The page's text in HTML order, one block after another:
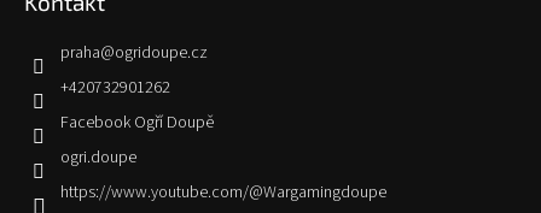
praha@ogridoupe.cz
+420732901262
Facebook Ogří Doupě
ogri.doupe
https://www.youtube.com/@Wargamingdoupe